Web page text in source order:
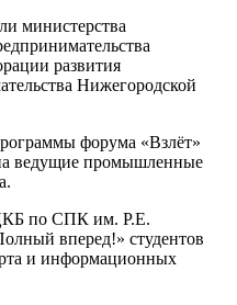
министерства
развития
Нижегородской
форума «Взлёт»
ведущие промышленные
по СПК им. Р.Е.
вперед!» студентов
и информационных